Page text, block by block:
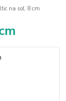
na soľ, 8 cm